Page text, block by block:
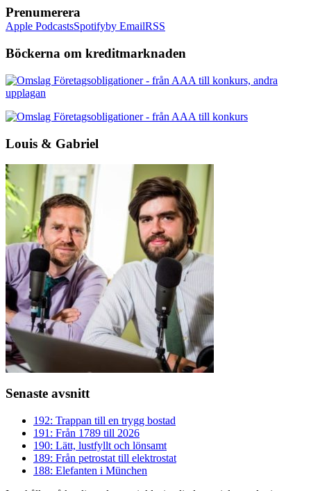
Prenumerera
Apple PodcastsSpotifyby EmailRSS
Böckerna om kreditmarknaden
Louis & Gabriel
Senaste avsnitt
192: Trappan till en trygg bostad
191: Från 1789 till 2026
190: Lätt, lustfyllt och lönsamt
189: Från petrostat till elektrostat
188: Elefanten i München